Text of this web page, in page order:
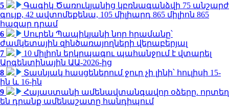
5
Գագիկ Ծառուկյանից կբռնագանձվի 75 անշարժ
գույք, 42 ավտոմեքենա, 105 միլիարդ 865 միլիոն 865
հազար դրամ
6
Սուրեն Պապիկյանի նոր հրամանը՝
ժամկետային զինծառայողների վերաբերյալ
7
10 միլիոն երկրպագու պահանջում է վտարել
Արգենտինային ԱԱ-2026-ից
8
Տասնյակ հասցեներում ջուր չի լինի՝ հուլիսի 15-
ին և 16-ին
9
Հայաստանի ամենավտանգավոր օձերը. որտեղ
են դրանք ամենաշատը հանդիպում